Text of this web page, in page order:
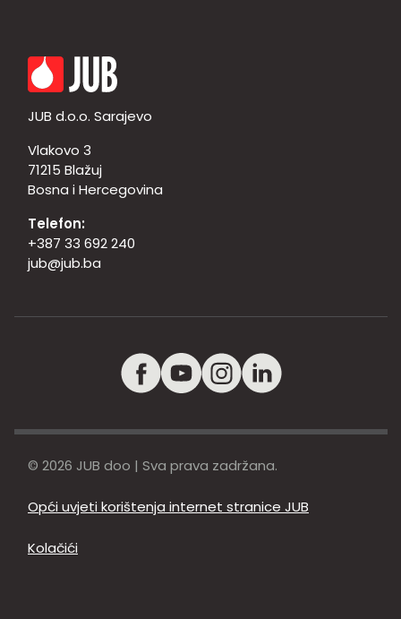
JUB d.o.o. Sarajevo
Vlakovo 3
71215 Blažuj
Bosna i Hercegovina
Telefon:
+387 33 692 240
jub@jub.ba
© 2026 JUB doo | Sva prava zadržana.
Opći uvjeti korištenja internet stranice JUB
Kolačići